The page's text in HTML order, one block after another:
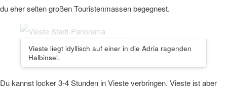
du eher selten großen Touristenmassen begegnest.
Vieste liegt idyllisch auf einer in die Adria ragenden
Halbinsel.
Du kannst locker 3-4 Stunden in Vieste verbringen. Vieste ist aber